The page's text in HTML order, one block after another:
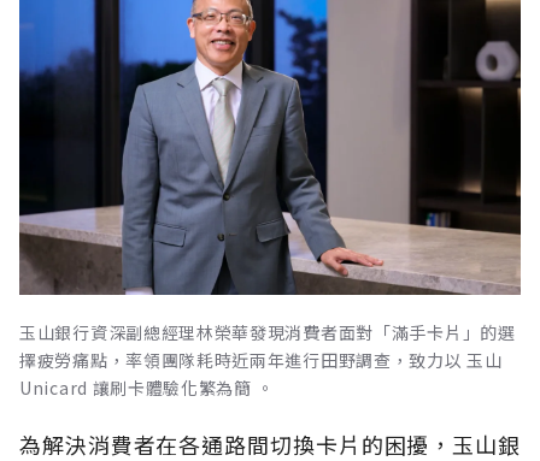
玉山銀行資深副總經理林榮華發現消費者面對「滿手卡片」的選
擇疲勞痛點，率領團隊耗時近兩年進行田野調查，致力以 玉山
Unicard 讓刷卡體驗化繁為簡 。
為解決消費者在各通路間切換卡片的困擾，玉山銀